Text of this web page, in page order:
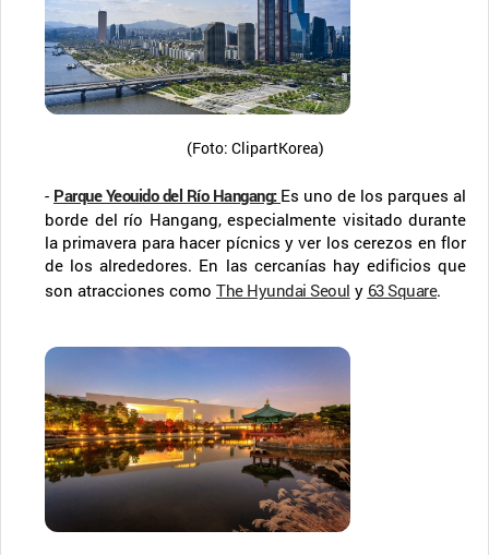
(Foto: ClipartKorea)
- Parque Yeouido del Río Hangang: Es uno de los parques al
borde del río Hangang, especialmente visitado durante
la primavera para hacer pícnics y ver los cerezos en flor
de los alrededores. En las cercanías hay edificios que
son atracciones como The Hyundai Seoul y 63 Square.